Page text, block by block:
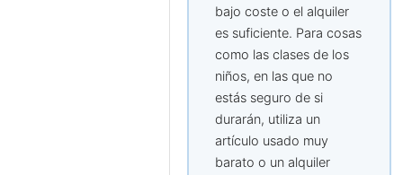
bajo coste o el alquiler
es suficiente. Para cosas
como las clases de los
niños, en las que no
estás seguro de si
durarán, utiliza un
artículo usado muy
barato o un alquiler